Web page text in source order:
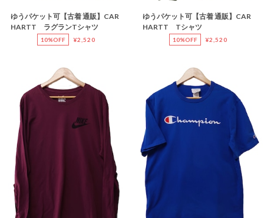
ゆうパケット可【古着 通販】CAR
HARTT ラグランTシャツ
10%OFF ¥2,520
ゆうパケット可【古着 通販】CAR
HARTT Tシャツ
10%OFF ¥2,520